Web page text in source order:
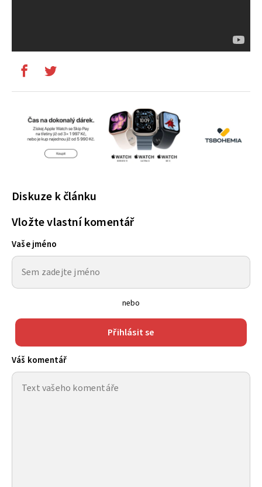
Diskuze k článku
Vložte vlastní komentář
Vaše jméno
nebo
Přihlásit se
Váš komentář